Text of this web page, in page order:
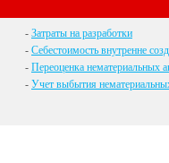
- Затраты на разработки
- Себестоимость внутренне
- Переоценка нематериальных
- Учет выбытия